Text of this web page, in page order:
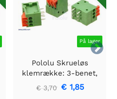

På lager
Pololu Skrueløs
klemrække: 3-benet,
0,1" pitch, sideindgang
(3-pack)
€ 3,70 € 1,85